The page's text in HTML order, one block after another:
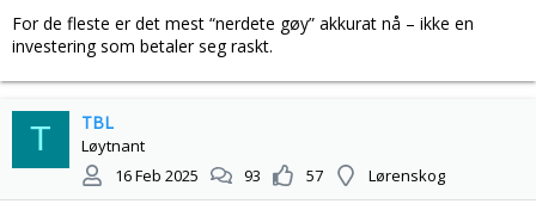
For de fleste er det mest “nerdete gøy” akkurat nå – ikke en
investering som betaler seg raskt.
T TBL
Løytnant
16 Feb 2025
93 57 Lørenskog